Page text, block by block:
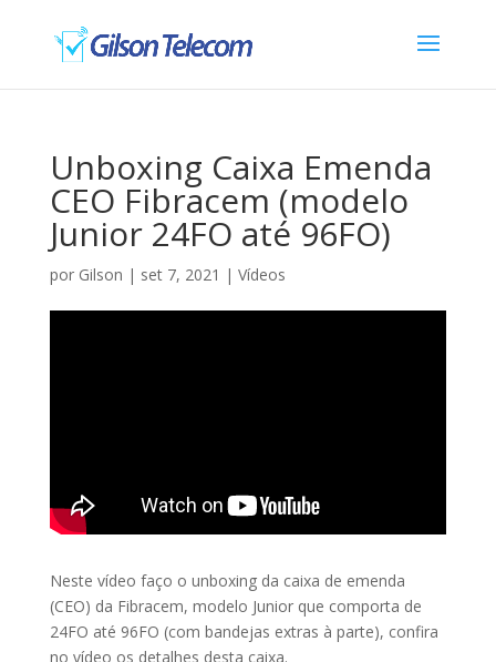
Unboxing Caixa Emenda
CEO Fibracem (modelo
Junior 24FO até 96FO)
por Gilson | set 7, 2021 | Vídeos
Neste vídeo faço o unboxing da caixa de emenda
(CEO) da Fibracem, modelo Junior que comporta de
24FO até 96FO (com bandejas extras à parte), confira
no vídeo os detalhes desta caixa.